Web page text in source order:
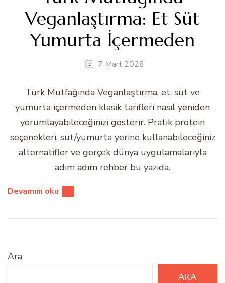
Veganlaştırma: Et Süt
Yumurta İçermeden
7 Mart 2026
Türk Mutfağında Veganlaştırma, et, süt ve
yumurta içermeden klasik tarifleri nasıl yeniden
yorumlayabileceğinizi gösterir. Pratik protein
seçenekleri, süt/yumurta yerine kullanabileceğiniz
alternatifler ve gerçek dünya uygulamalarıyla
adım adım rehber bu yazıda.
Devamını oku
Ara
ARA